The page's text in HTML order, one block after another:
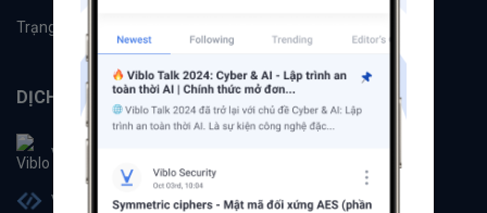
Trạng thái hệ thống
DỊCH VỤ
Viblo
Viblo Code